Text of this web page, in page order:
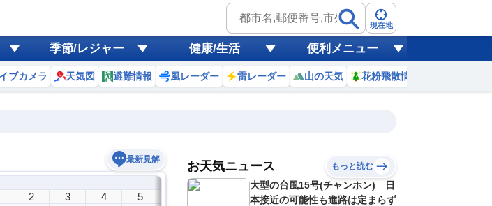
現在地
季節/レジャー 健康/生活 便利メニュー
ブカメラ 天気図 避難情報 風レーダー 雷レーダー 山の天気 花粉飛散情報
最新見解
2 3 4 5 8 9 10 11 12
お天気ニュース もっと読む
大型の台風15号(チャンホン) 日
本接近の可能性も進路は定まらず